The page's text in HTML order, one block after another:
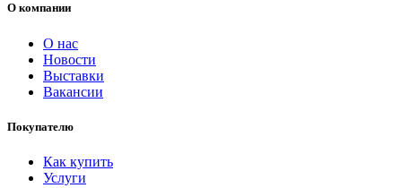
О компании
О нас
Новости
Выставки
Вакансии
Покупателю
Как купить
Услуги